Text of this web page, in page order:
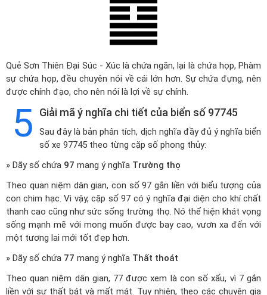
Quẻ Sơn Thiên Đại Súc - Xúc là chứa ngăn, lại là chứa họp, Phàm
sự chứa họp, đều chuyên nói về cái lớn hơn. Sự chứa đựng, nên
được chính đạo, cho nên nói là lợi về sự chính.
5 Giải mã ý nghĩa chi tiết của biển số 97745
Sau đây là bản phân tích, dịch nghĩa đầy đủ ý nghĩa biển
số xe 97745 theo từng cặp số phong thủy:
» Dãy số chứa 97 mang ý nghĩa Trường thọ
Theo quan niệm dân gian, con số 97 gắn liền với biểu tượng của
con chim hạc. Vì vậy, cặp số 97 có ý nghĩa đại diện cho khí chất
thanh cao cũng như sức sống trường thọ. Nó thể hiện khát vọng
sống mạnh mẽ với mong muốn được bay cao, vươn xa đến với
một tương lai mới tốt đẹp hơn.
» Dãy số chứa 77 mang ý nghĩa Thất thoát
Theo quan niệm dân gian, 77 được xem là con số xấu, vì 7 gắn
liền với sự thất bát và mất mát. Tuy nhiên, theo các chuyên gia